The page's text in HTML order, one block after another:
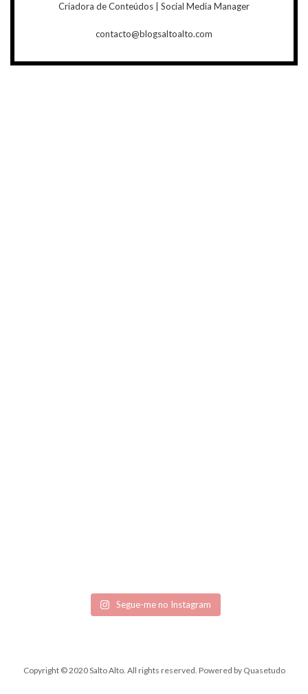
Criadora de Conteúdos | Social Media Manager
contacto@blogsaltoalto.com
Segue-me no Instagram
Copyright © 2020 Salto Alto. All rights reserved. Powered by Quasetudo